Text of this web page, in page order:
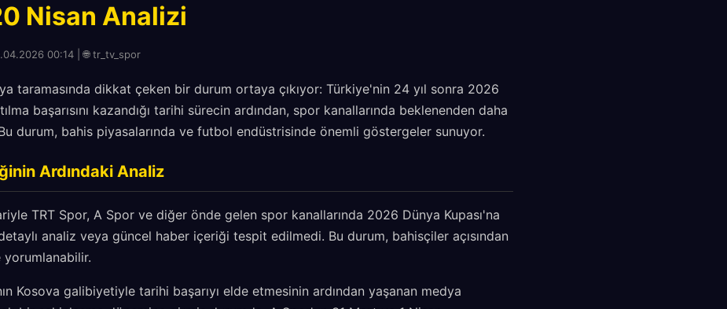
Nisan Analizi
00:14 | 🌐 tr_tv_spor
taramasında dikkat çeken bir durum ortaya çıkıyor: Türkiye'nin 24 yıl sonra 2026
başarısını kazandığı tarihi sürecin ardından, spor kanallarında beklenenden daha
durum, bahis piyasalarında ve futbol endüstrisinde önemli göstergeler sunuyor.
Ardındaki Analiz
TRT Spor, A Spor ve diğer önde gelen spor kanallarında 2026 Dünya Kupası'na
analiz veya güncel haber içeriği tespit edilmedi. Bu durum, bahisçiler açısından
yorumlanabilir.
Kosova galibiyetiyle tarihi başarıyı elde etmesinin ardından yaşanan medya